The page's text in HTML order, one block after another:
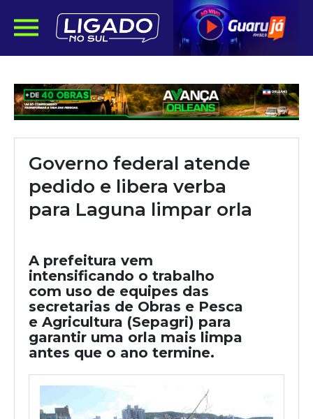
Governo federal atende
pedido e libera verba
para Laguna limpar orla
A prefeitura vem
intensificando o trabalho
com uso de equipes das
secretarias de Obras e Pesca
e Agricultura (Sepagri) para
garantir uma orla mais limpa
antes que o ano termine.